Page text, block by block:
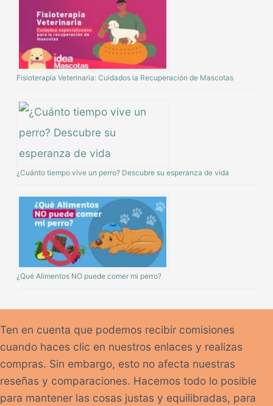
Fisioterapia Veterinaria: Cuidados la Recuperación de Mascotas
¿Cuánto tiempo vive un perro? Descubre su esperanza de vida
¿Qué Alimentos NO puede comer mi perro?
Ten en cuenta que podemos recibir comisiones
cuando haces clic en nuestros enlaces y realizas
compras. Sin embargo, esto no afecta nuestras
reseñas y comparaciones. Hacemos todo lo posible
para mantener las cosas justas y equilibradas, para